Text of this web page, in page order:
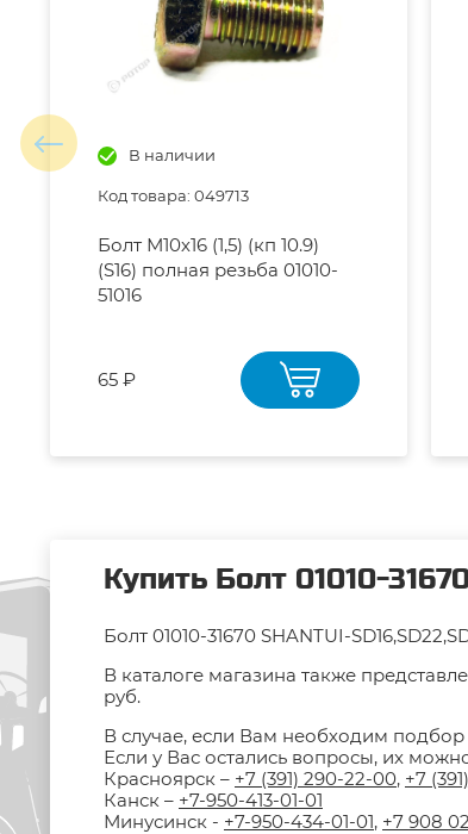
В наличии
Код товара: 049713
Болт М10х16 (1,5) (кп 10.9)
(S16) полная резьба 01010-
51016
65 ₽
Купить Болт 01010-
Болт 01010-31670 SHANTUI-
В каталоге магазина также
руб.
В случае, если Вам необходим подбор
Если у Вас остались вопросы, их
Красноярск – +7 (391) 290-22-00, +7
Канск – +7-950-413-01-01
Минусинск - +7-950-434-01-01, +7 908